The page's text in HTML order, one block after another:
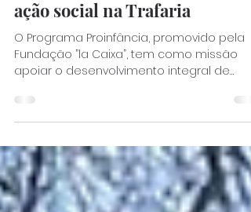
EDA junta-se à rede
Proinfância para fortalecer a
ação social na Trafaria
Fundação ”la Caixa”, tem como missão
apoiar o desenvolvimento integral de
especialmente aquelas que vivem em
contextos de pobreza e vulnerabilidade
social.